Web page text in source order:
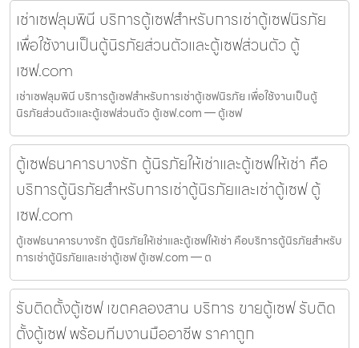
เช่าเซฟลุมพินี บริการตู้เซฟสำหรับการเช่าตู้เซฟนิรภัย
เพื่อใช้งานเป็นตู้นิรภัยส่วนตัวและตู้เซฟส่วนตัว ตู้
เซฟ.com
เช่าเซฟลุมพินี บริการตู้เซฟสำหรับการเช่าตู้เซฟนิรภัย เพื่อใช้งานเป็นตู้
นิรภัยส่วนตัวและตู้เซฟส่วนตัว ตู้เซฟ.com — ตู้เซฟ
ตู้เซฟธนาคารบางรัก ตู้นิรภัยให้เช่าและตู้เซฟให้เช่า คือ
บริการตู้นิรภัยสำหรับการเช่าตู้นิรภัยและเช่าตู้เซฟ ตู้
เซฟ.com
ตู้เซฟธนาคารบางรัก ตู้นิรภัยให้เช่าและตู้เซฟให้เช่า คือบริการตู้นิรภัยสำหรับ
การเช่าตู้นิรภัยและเช่าตู้เซฟ ตู้เซฟ.com — ต
รับติดตั้งตู้เซฟ เขตคลองสาน บริการ ขายตู้เซฟ รับติด
ตั้งตู้เซฟ พร้อมทีมงานมืออาชีพ ราคาถูก